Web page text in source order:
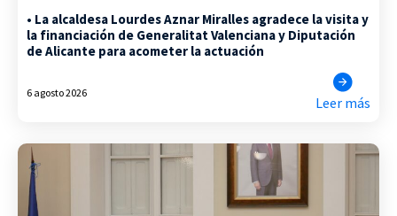
• La alcaldesa Lourdes Aznar Miralles agradece la visita y
la financiación de Generalitat Valenciana y Diputación
de Alicante para acometer la actuación
6 agosto 2026
Leer más